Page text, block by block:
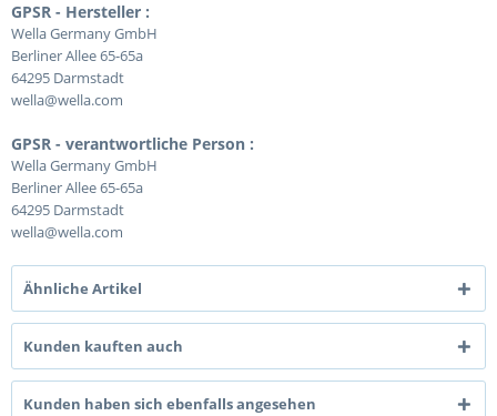
GPSR - Hersteller :
Wella Germany GmbH
Berliner Allee 65-65a
64295 Darmstadt
wella@wella.com
GPSR - verantwortliche Person :
Wella Germany GmbH
Berliner Allee 65-65a
64295 Darmstadt
wella@wella.com
Ähnliche Artikel
Kunden kauften auch
Kunden haben sich ebenfalls angesehen